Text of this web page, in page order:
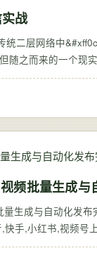
战
二层网络中
随之而来的一个
频批量生成与
生成与自动化发
快手,小红书,视频